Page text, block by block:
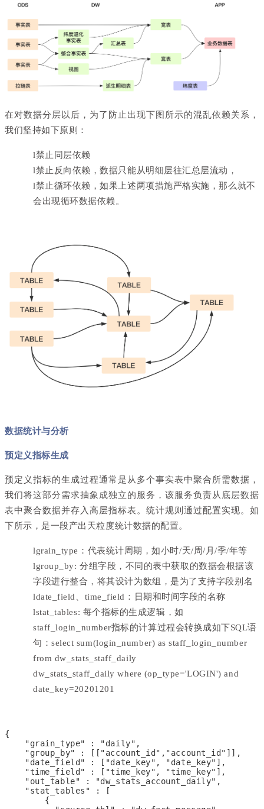
在对数据分层以后，为了防止出现下图所示的混乱依赖关系，
我们坚持如下原则：
l禁止同层依赖
l禁止反向依赖，数据只能从明细层往汇总层流动，
l禁止循环依赖，如果上述两项措施严格实施，那么就不
会出现循环数据依赖。
数据统计与分析
预定义指标生成
预定义指标的生成过程通常是从多个事实表中聚合所需数据，
我们将这部分需求抽象成独立的服务，该服务负责从底层数据
表中聚合数据并存入高层指标表。统计规则通过配置实现。如
下所示，是一段产出天粒度统计数据的配置。
lgrain_type：代表统计周期，如小时/天/周/月/季/年等
lgroup_by: 分组字段，不同的表中获取的数据会根据该
字段进行整合，将其设计为数组，是为了支持字段别名
ldate_field、time_field：日期和时间字段的名称
lstat_tables: 每个指标的生成逻辑，如
staff_login_number指标的计算过程会转换成如下SQL语
句：select sum(login_number) as staff_login_number
from dw_stats_staff_daily
dw_stats_staff_daily where (op_type='LOGIN') and
date_key=20201201
{
    "grain_type" : "daily",
    "group_by" : [["account_id","account_id"]],
    "date_field" : ["date_key", "date_key"],
    "time_field" : ["time_key", "time_key"],
    "out_table" : "dw_stats_account_daily",
    "stat_tables" : [
        {